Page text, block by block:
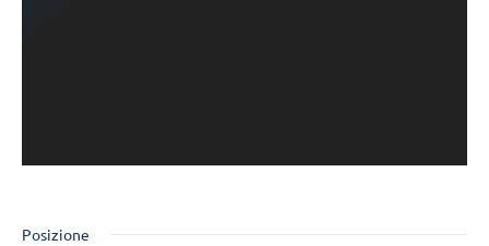
Posizione